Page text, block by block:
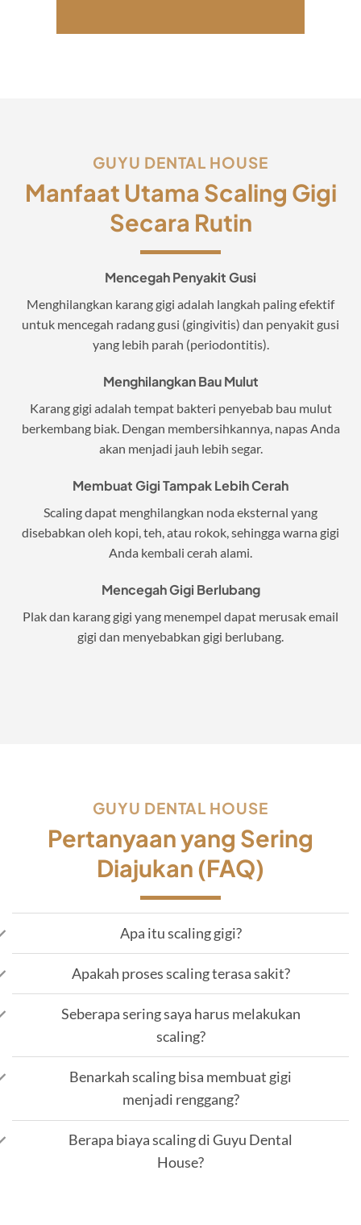
GUYU DENTAL HOUSE
Manfaat Utama Scaling Gigi
Secara Rutin
Mencegah Penyakit Gusi
Menghilangkan karang gigi adalah langkah paling efektif
untuk mencegah radang gusi (gingivitis) dan penyakit gusi
yang lebih parah (periodontitis).
Menghilangkan Bau Mulut
Karang gigi adalah tempat bakteri penyebab bau mulut
berkembang biak. Dengan membersihkannya, napas Anda
akan menjadi jauh lebih segar.
Membuat Gigi Tampak Lebih Cerah
Scaling dapat menghilangkan noda eksternal yang
disebabkan oleh kopi, teh, atau rokok, sehingga warna gigi
Anda kembali cerah alami.
Mencegah Gigi Berlubang
Plak dan karang gigi yang menempel dapat merusak email
gigi dan menyebabkan gigi berlubang.
GUYU DENTAL HOUSE
Pertanyaan yang Sering
Diajukan (FAQ)
Apa itu scaling gigi?
Apakah proses scaling terasa sakit?
Seberapa sering saya harus melakukan
scaling?
Benarkah scaling bisa membuat gigi
menjadi renggang?
Berapa biaya scaling di Guyu Dental
House?